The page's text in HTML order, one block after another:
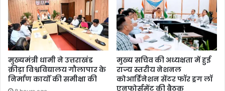
मुख्यमंत्री धामी ने उत्तराखंड
क्रीड़ा विश्वविद्यालय गौलापार के
निर्माण कार्यों की समीक्षा की
मुख्य सचिव की अध्यक्षता में हुई
राज्य स्तरीय नेशनल
कोआर्डिनेशन सेंटर फॉर ड्रग लॉ
एनफोर्समेंट की बैठक